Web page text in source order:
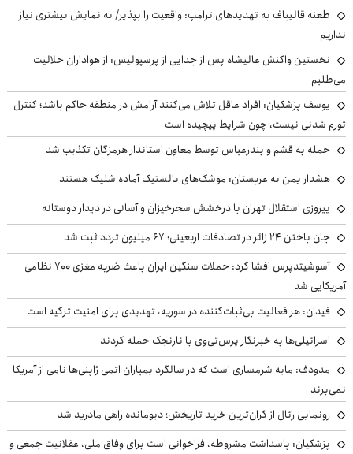
طعنه قالیباف به تهدیدهای ترامپ: واقعیت را بپذیر/ به نمایش بیشتری نیاز
نداریم
نخستین واکنش عالیشاه پس از جدایی از پرسپولیس: از هواداران حلالیت
می‌طلبم
یوسف پزشکیان: افراد عاقل تلاش می‌کنند آرامش در منطقه حاکم باشد؛ کنترل
تورم شدنی نیست، چون شرایط پیچیده است
حمله به قشم و بندرعباس توسط معاون استاندار هرمزگان تکذیب شد
هشدار یمن به عربستان: موشک‌های بالستیک آماده شلیک هستند
پیروزی استقلال تهران با درخشش سحرخیزان و آسانی در دیدار دوستانه
جان باختن ۲۴ زائر در تصادفات اربعینی؛ ۶۷ میلیون تردد ثبت شد
آسوشیتدپرس افشا کرد: حملات سنگین ایران باعث ضربه مغزی ۷۰۰ نظامی
آمریکایی شد
فیدان: هر فعالیت بی‌ثبات‌کننده در سوریه، تهدیدی برای امنیت ترکیه است
اسرائیلی‌ها به خبرنگار پرس‌تی‌وی با نارنجک حمله کردند
مدودف: مایه شرمساری است که در سالگرد بمباران اتمی ژاپنی‌ها نامی از آمریکا
نمی‌برند
رونمایی رئال از گران‌ترین خرید تاریخش؛ دیومانده راهی مادرید شد
پزشکیان: پاسداشت مشروطه، فراخوانی است برای وفاق ملی، عقلانیت جمعی و